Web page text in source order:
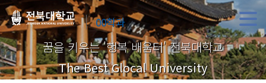
00학과
꿈을 키우는 '행복 배움터' 전북대학교
The Best Glocal University